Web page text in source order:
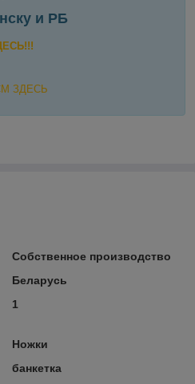
и РБ
ЗДЕСЬ
Собственное производство
Беларусь
1
Ножки
банкетка